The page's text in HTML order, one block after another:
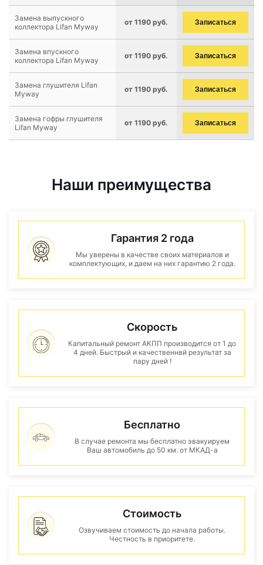
Замена выпускного
коллектора Lifan Myway
от 1190 руб. Записаться
Замена впускного
коллектора Lifan Myway
от 1190 руб. Записаться
Замена глушителя Lifan
Myway
от 1190 руб. Записаться
Замена гофры глушителя
Lifan Myway
от 1190 руб. Записаться
Наши преимущества
Гарантия 2 года
Мы уверены в качестве своих материалов и
комплектующих, и даем на них гарантию 2 года.
Скорость
Капитальный ремонт АКПП производится от 1 до
4 дней. Быстрый и качественнвй результат за
пару дней !
Бесплатно
В случае ремонта мы бесплатно эвакуируем
Ваш автомобиль до 50 км. от МКАД-а
Стоимость
Озвучиваем стоимость до начала работы.
Честность в приоритете.